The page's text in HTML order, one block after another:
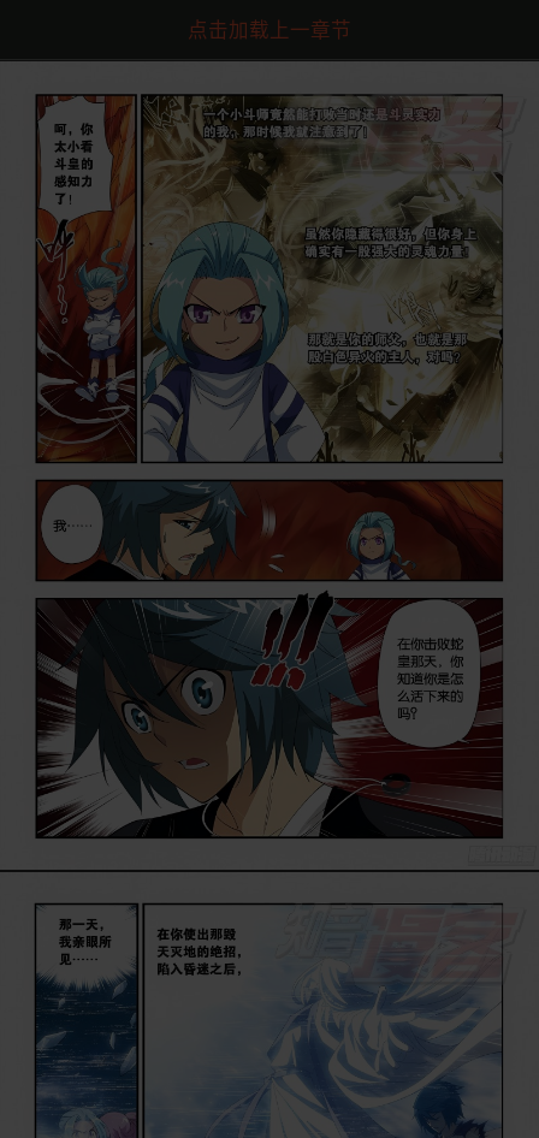
点击加载上一章节